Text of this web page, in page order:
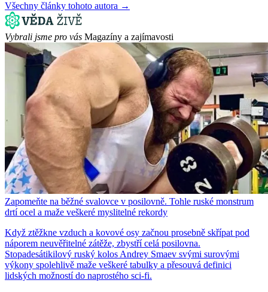
Všechny články tohoto autora →
Vybrali jsme pro vás Magazíny a zajímavosti
Zapomeňte na běžné svalovce v posilovně. Tohle ruské monstrum
drtí ocel a maže veškeré myslitelné rekordy
Když ztěžkne vzduch a kovové osy začnou prosebně skřípat pod
náporem neuvěřitelné zátěže, zbystří celá posilovna.
Stopadesátikilový ruský kolos Andrey Smaev svými surovými
výkony spolehlivě maže veškeré tabulky a přesouvá definici
lidských možností do naprostého sci-fi.